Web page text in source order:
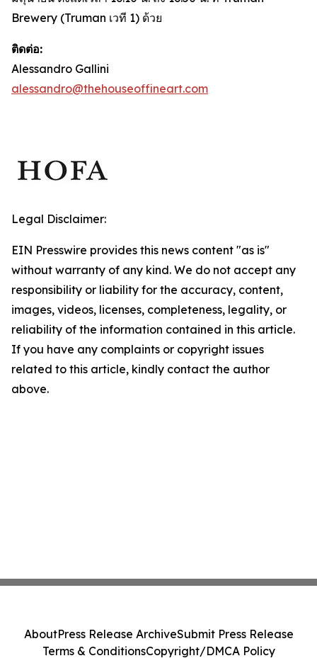
Brewery (Truman เวที 1) ด้วย
ติดต่อ:
Alessandro Gallini
alessandro@thehouseoffineart.com
Legal Disclaimer:
EIN Presswire provides this news content "as is"
without warranty of any kind. We do not accept any
responsibility or liability for the accuracy, content,
images, videos, licenses, completeness, legality, or
reliability of the information contained in this article.
If you have any complaints or copyright issues
related to this article, kindly contact the author
above.
AboutPress Release ArchiveSubmit Press Release
Terms & ConditionsCopyright/DMCA Policy